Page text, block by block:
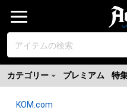
カテゴリー プレミアム 特
KOM.com